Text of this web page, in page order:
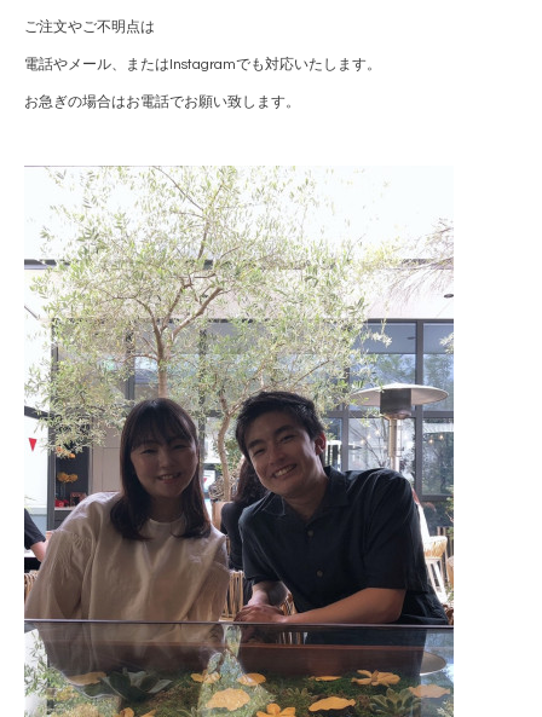
ご注文やご不明点は
電話やメール、またはInstagramでも対応いたします。
お急ぎの場合はお電話でお願い致します。